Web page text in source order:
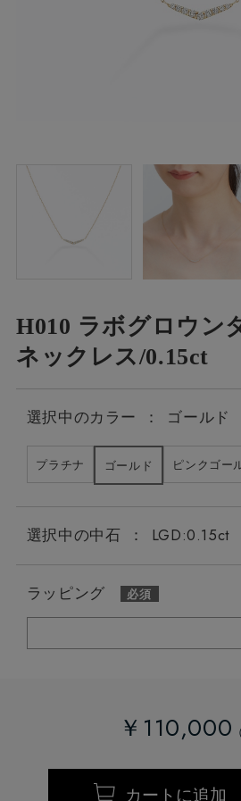
H010 ラボグロウン
ネックレス/0.15ct
選択中のカラー ： ゴールド
プラチナ ゴールド ピンクゴー
選択中の中石 ： LGD:0.15ct
ラッピング
￥110,000